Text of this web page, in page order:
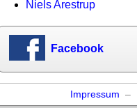
Niels Arestrup
Facebook
Impressum –